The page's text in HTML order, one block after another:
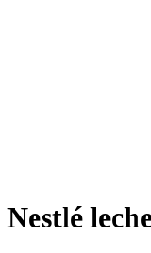
Nestlé